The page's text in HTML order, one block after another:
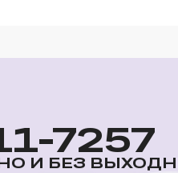
7257
И БЕЗ